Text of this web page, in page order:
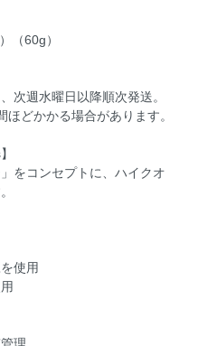
（60g）
次週水曜日以降順次発送。
どかかる場合があります。
をコンセプトに、ハイクオ
使用